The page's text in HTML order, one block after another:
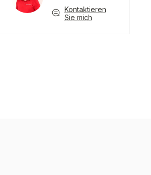
Kontaktieren
Sie mich